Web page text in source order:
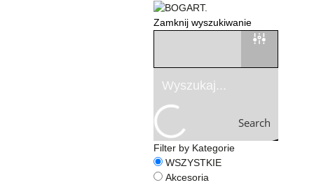
Zamknij wyszukiwanie
Search
Filter by Kategorie
WSZYSTKIE
Akcesoria